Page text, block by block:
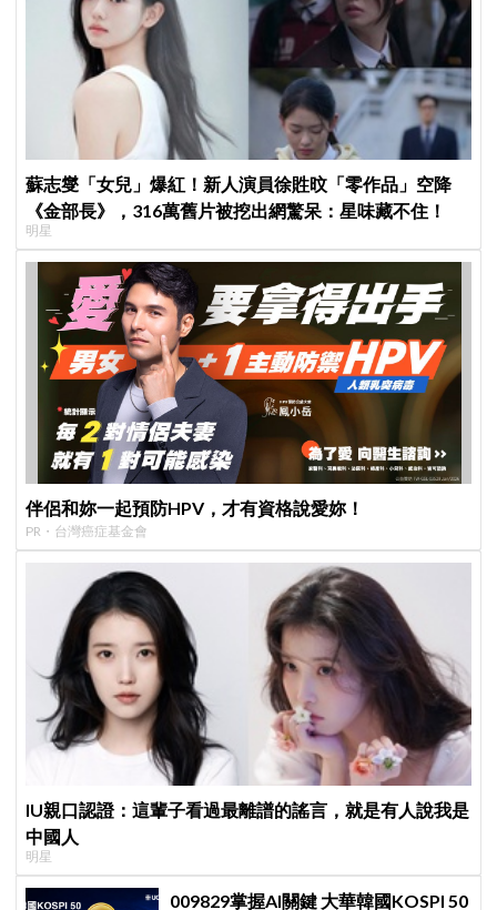
蘇志燮「女兒」爆紅！新人演員徐貹旼「零作品」空降
《金部長》，316萬舊片被挖出網驚呆：星味藏不住！
明星
伴侶和妳一起預防HPV，才有資格說愛妳！
PR・台灣癌症基金會
IU親口認證：這輩子看過最離譜的謠言，就是有人說我是
中國人
明星
009829掌握AI關鍵 大華韓國KOSPI 50